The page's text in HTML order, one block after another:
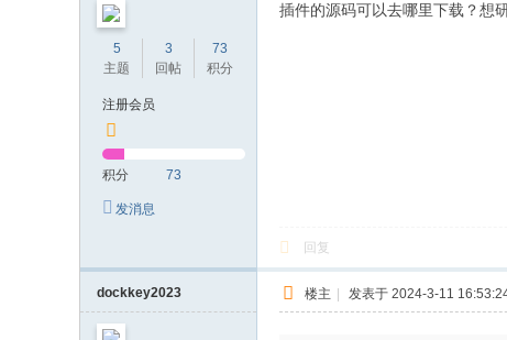
5
主题
3
回帖
73
积分
注册会员
积分 73
发消息
插件的源码可以去哪里下载？想
回复
dockkey2023 楼主 | 发表于 2024-3-11